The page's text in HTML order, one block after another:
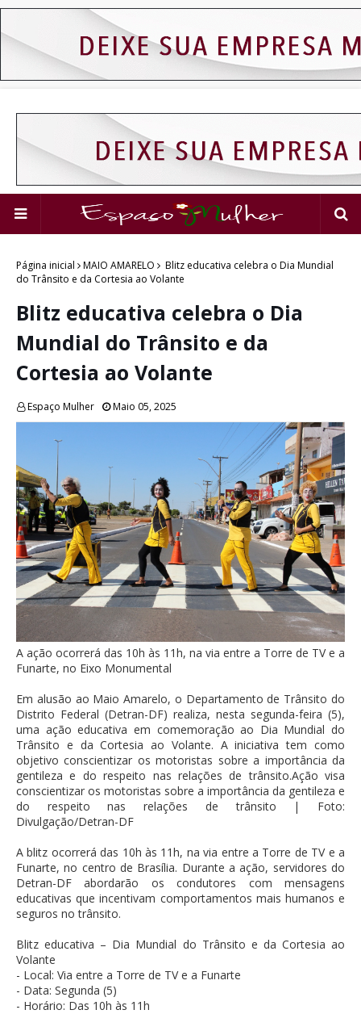
Página inicial MAIO AMARELO
Blitz educativa celebra o Dia Mundial
do Trânsito e da Cortesia ao Volante
Blitz educativa celebra o Dia
Mundial do Trânsito e da
Cortesia ao Volante
Espaço Mulher Maio 05, 2025
A ação ocorrerá das 10h às 11h, na via entre a Torre de TV e a
Funarte, no Eixo Monumental
Em alusão ao Maio Amarelo, o Departamento de Trânsito do
Distrito Federal (Detran-DF) realiza, nesta segunda-feira (5),
uma ação educativa em comemoração ao Dia Mundial do
Trânsito e da Cortesia ao Volante. A iniciativa tem como
objetivo conscientizar os motoristas sobre a importância da
gentileza e do respeito nas relações de trânsito.Ação visa
conscientizar os motoristas sobre a importância da gentileza e
do respeito nas relações de trânsito | Foto:
Divulgação/Detran-DF
A blitz ocorrerá das 10h às 11h, na via entre a Torre de TV e a
Funarte, no centro de Brasília. Durante a ação, servidores do
Detran-DF abordarão os condutores com mensagens
educativas que incentivam comportamentos mais humanos e
seguros no trânsito.
Blitz educativa – Dia Mundial do Trânsito e da Cortesia ao
Volante
- Local: Via entre a Torre de TV e a Funarte
- Data: Segunda (5)
- Horário: Das 10h às 11h